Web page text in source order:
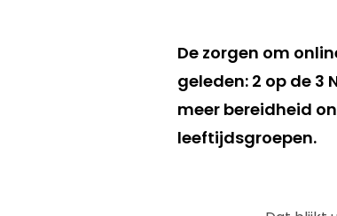
De zorgen om
geleden: 2 op de 3
meer bereidheid
leeftijdsgroepen.